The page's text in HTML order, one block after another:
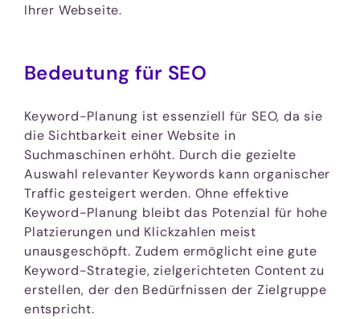
Ihrer Webseite.
Bedeutung für SEO
Keyword-Planung ist essenziell für SEO, da sie
die Sichtbarkeit einer Website in
Suchmaschinen erhöht. Durch die gezielte
Auswahl relevanter Keywords kann organischer
Traffic gesteigert werden. Ohne effektive
Keyword-Planung bleibt das Potenzial für hohe
Platzierungen und Klickzahlen meist
unausgeschöpft. Zudem ermöglicht eine gute
Keyword-Strategie, zielgerichteten Content zu
erstellen, der den Bedürfnissen der Zielgruppe
entspricht.